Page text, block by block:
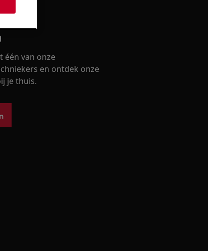
één van onze
en ontdek onze
je thuis.